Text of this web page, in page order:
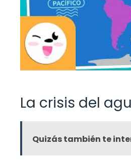
La crisis del
Quizás también te